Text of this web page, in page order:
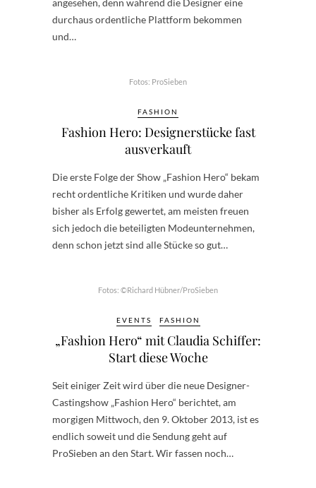
durchaus ordentliche Plattform bekommen
und…
Fotos: ProSieben
FASHION
Fashion Hero: Designerstücke fast
ausverkauft
Die erste Folge der Show „Fashion Hero“ bekam
recht ordentliche Kritiken und wurde daher
bisher als Erfolg gewertet, am meisten freuen
sich jedoch die beteiligten Modeunternehmen,
denn schon jetzt sind alle Stücke so gut…
Fotos: ©Richard Hübner/ProSieben
EVENTS FASHION
„Fashion Hero“ mit Claudia Schiffer:
Start diese Woche
Seit einiger Zeit wird über die neue Designer-
Castingshow „Fashion Hero“ berichtet, am
morgigen Mittwoch, den 9. Oktober 2013, ist es
endlich soweit und die Sendung geht auf
ProSieben an den Start. Wir fassen noch…